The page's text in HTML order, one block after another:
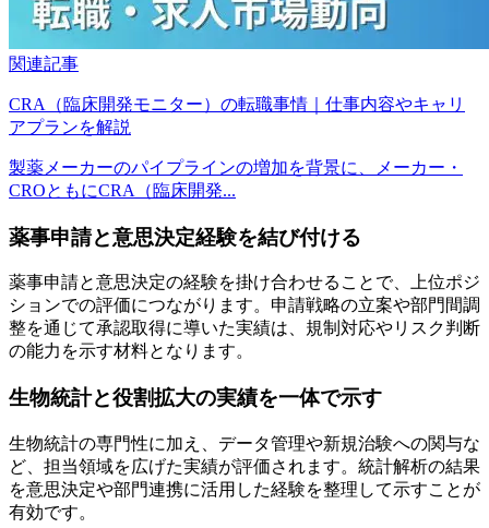
関連記事
CRA（臨床開発モニター）の転職事情｜仕事内容やキャリ
アプランを解説
製薬メーカーのパイプラインの増加を背景に、メーカー・
CROともにCRA（臨床開発...
薬事申請と意思決定経験を結び付ける
薬事申請と意思決定の経験を掛け合わせることで、上位ポジ
ションでの評価につながります。申請戦略の立案や部門間調
整を通じて承認取得に導いた実績は、規制対応やリスク判断
の能力を示す材料となります。
生物統計と役割拡大の実績を一体で示す
生物統計の専門性に加え、データ管理や新規治験への関与な
ど、担当領域を広げた実績が評価されます。統計解析の結果
を意思決定や部門連携に活用した経験を整理して示すことが
有効です。